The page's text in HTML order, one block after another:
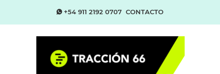
+54 911 2192 0707 CONTACTO